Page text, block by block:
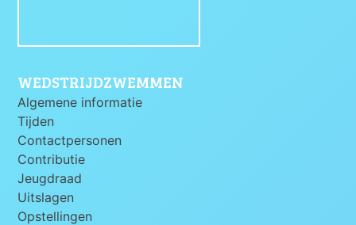
WEDSTRIJDZWEMMEN
Algemene informatie
Tijden
Contactpersonen
Contributie
Jeugdraad
Uitslagen
Opstellingen